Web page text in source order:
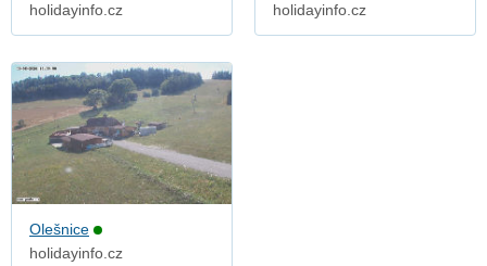
holidayinfo.cz
holidayinfo.cz
Olešnice
holidayinfo.cz